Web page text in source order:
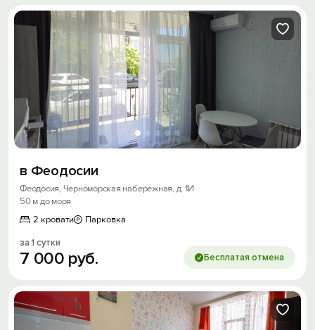
в Феодосии
Феодосия, Черноморская набережная, д. 1И
50 м до моря
2 кровати
Парковка
за 1 сутки
7 000 руб. Бесплатая отмена